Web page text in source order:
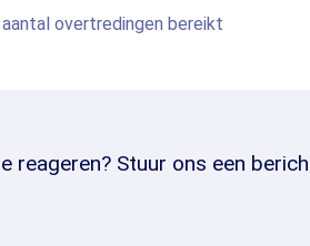
overtredingen bereikt
reageren? Stuur ons een